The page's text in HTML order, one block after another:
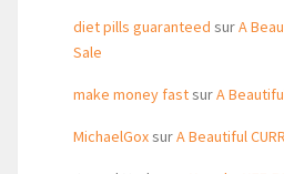
diet pills guaranteed surA
Sale
make money fastsurA
MichaelGoxsurA Beautiful